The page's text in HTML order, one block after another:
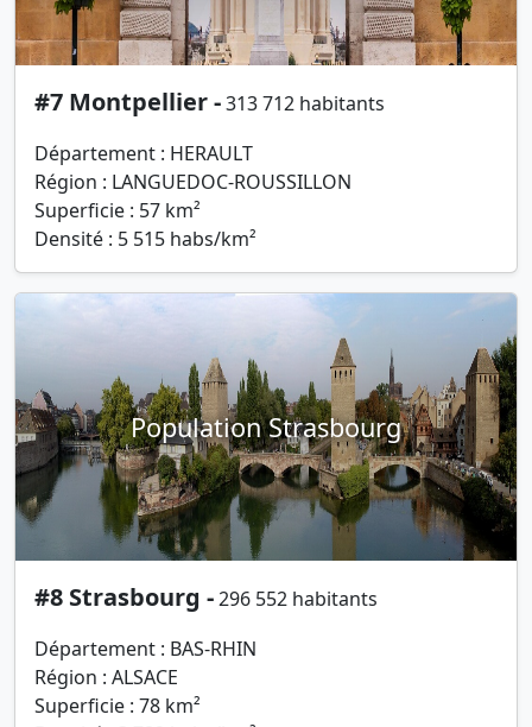
#7 Montpellier -313 712 habitants
Département : HERAULT
Région : LANGUEDOC-ROUSSILLON
Superficie : 57 km²
Densité : 5 515 habs/km²
Population Strasbourg
#8 Strasbourg -296 552 habitants
Département : BAS-RHIN
Région : ALSACE
Superficie : 78 km²